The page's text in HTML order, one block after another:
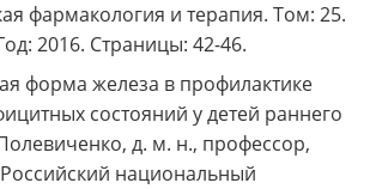
фармакология и терапия. Том: 25.
2016. Страницы: 42-46.
форма железа в профилактике
состояний у детей раннего
д. м. н., профессор,
национальный